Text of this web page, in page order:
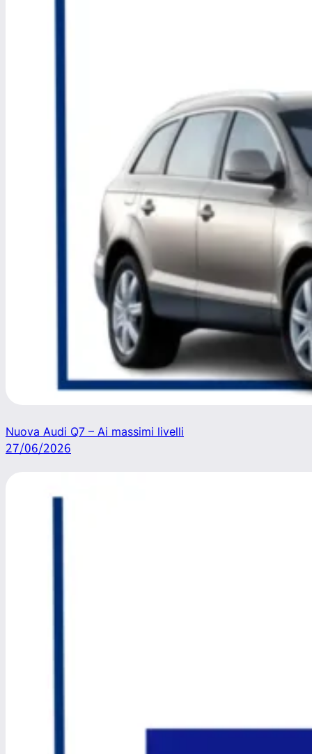
Nuova Audi Q7 – Ai massimi livelli
27/06/2026